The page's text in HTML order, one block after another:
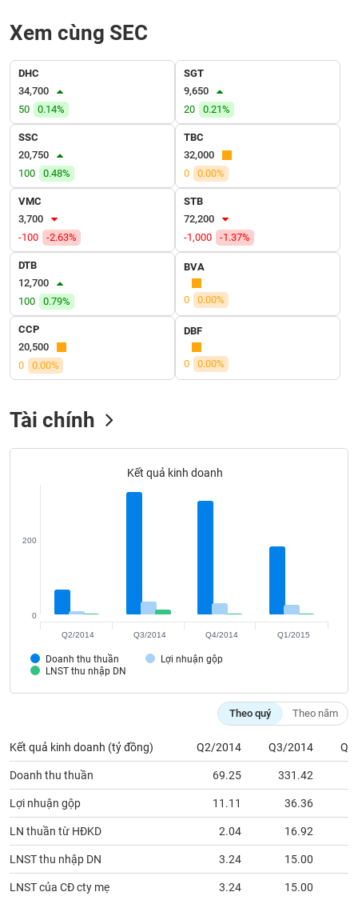
Xem cùng SEC
DHC
34,700
50
0.14%
SGT
9,650
20
0.21%
SSC
20,750
100
0.48%
TBC
32,000
0
0.00%
VMC
3,700
-100
-2.63%
STB
72,200
-1,000
-1.37%
DTB
12,700
100
0.79%
BVA
0 0.00%
CCP
20,500
0
0.00%
DBF
0 0.00%
Tài chính
Kết quả kinh doanh
Doanh thu thuần
Lợi nhuận gộp
LNST thu nhập DN
0
200
Q2/2014 Q3/2014 Q4/2014 Q1/2015
Theo quý Theo năm
Kết quả kinh doanh (tỷ đồng) Q2/2014 Q3/2014
Doanh thu thuần 69.25 331.42
Lợi nhuận gộp 11.11 36.36
LN thuần từ HĐKD 2.04 16.92
LNST thu nhập DN 3.24 15.00
LNST của CĐ cty mẹ 3.24 15.00
KHỎE
TÀI
CHÍNH
CÔNG
NGHỆ
THÔNG
TIN
DỊCH
VỤ
TRUYỀN
ĐỘNG
chứng
khoán
(-)
Chứng chỉ quỹ Chứng
Lãnh
đạo
(-)
Tin
tức
(-)